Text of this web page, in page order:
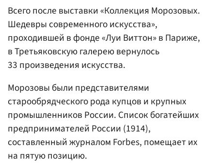
Всего после выставки «Коллекция Морозовых.
Шедевры современного искусства»,
проходившей в фонде «Луи Виттон» в Париже,
в Третьяковскую галерею вернулось
33 произведения искусства.
Морозовы были представителями
старообрядческого рода купцов и крупных
промышленников России. Список богатейших
предпринимателей России (1914),
составленный журналом Forbes, помещает их
на пятую позицию.